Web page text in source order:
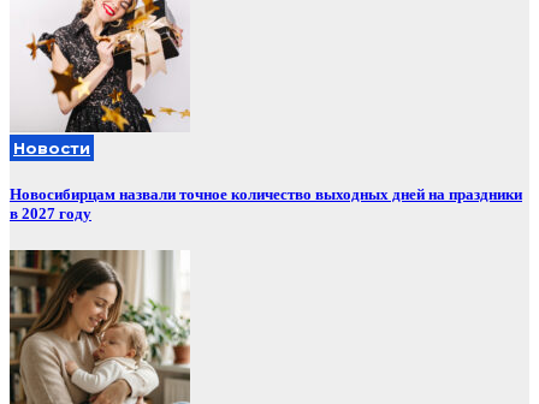
Новости
Новосибирцам назвали точное количество выходных дней на праздники
в 2027 году